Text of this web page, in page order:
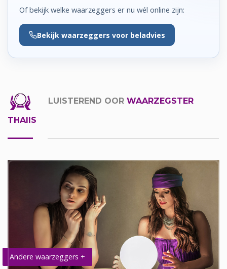
Of bekijk welke waarzeggers er nu wél online zijn:
Bekijk waarzeggers voor beladvies
LUISTEREND OOR WAARZEGSTER
THAIIS
Andere waarzeggers +